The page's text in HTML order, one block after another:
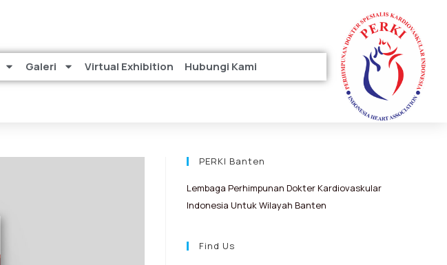
Galeri Virtual Exhibition Hubungi Kami
PERKI Banten
Lembaga Perhimpunan Dokter Kardiovaskular
Indonesia Untuk Wilayah Banten
Find Us